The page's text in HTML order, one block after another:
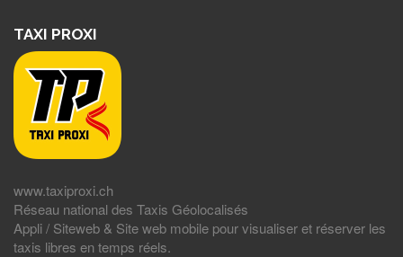
TAXI PROXI
www.taxiproxi.ch
Réseau national des Taxis Géolocalisés
Appli / Siteweb & Site web mobile pour visualiser et réserver les
taxis libres en temps réels.